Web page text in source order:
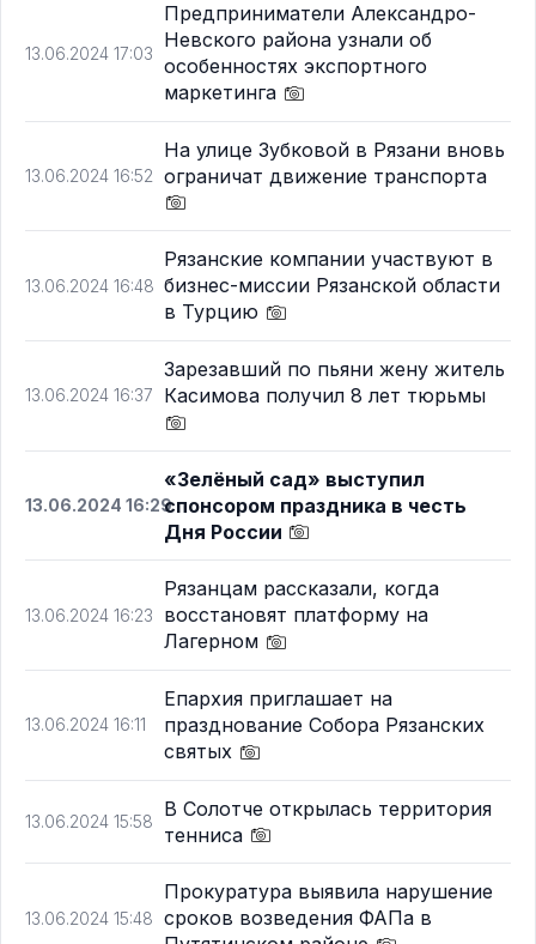
13.06.2024 17:03
Предприниматели Александро-
Невского района узнали об
особенностях экспортного
маркетинга
13.06.2024 16:52
На улице Зубковой в Рязани вновь
ограничат движение транспорта
13.06.2024 16:48
Рязанские компании участвуют в
бизнес-миссии Рязанской области
в Турцию
13.06.2024 16:37
Зарезавший по пьяни жену житель
Касимова получил 8 лет тюрьмы
13.06.2024 16:29
«Зелёный сад» выступил
спонсором праздника в честь
Дня России
13.06.2024 16:23
Рязанцам рассказали, когда
восстановят платформу на
Лагерном
13.06.2024 16:11
Епархия приглашает на
празднование Собора Рязанских
святых
13.06.2024 15:58
В Солотче открылась территория
тенниса
13.06.2024 15:48
Прокуратура выявила нарушение
сроков возведения ФАПа в